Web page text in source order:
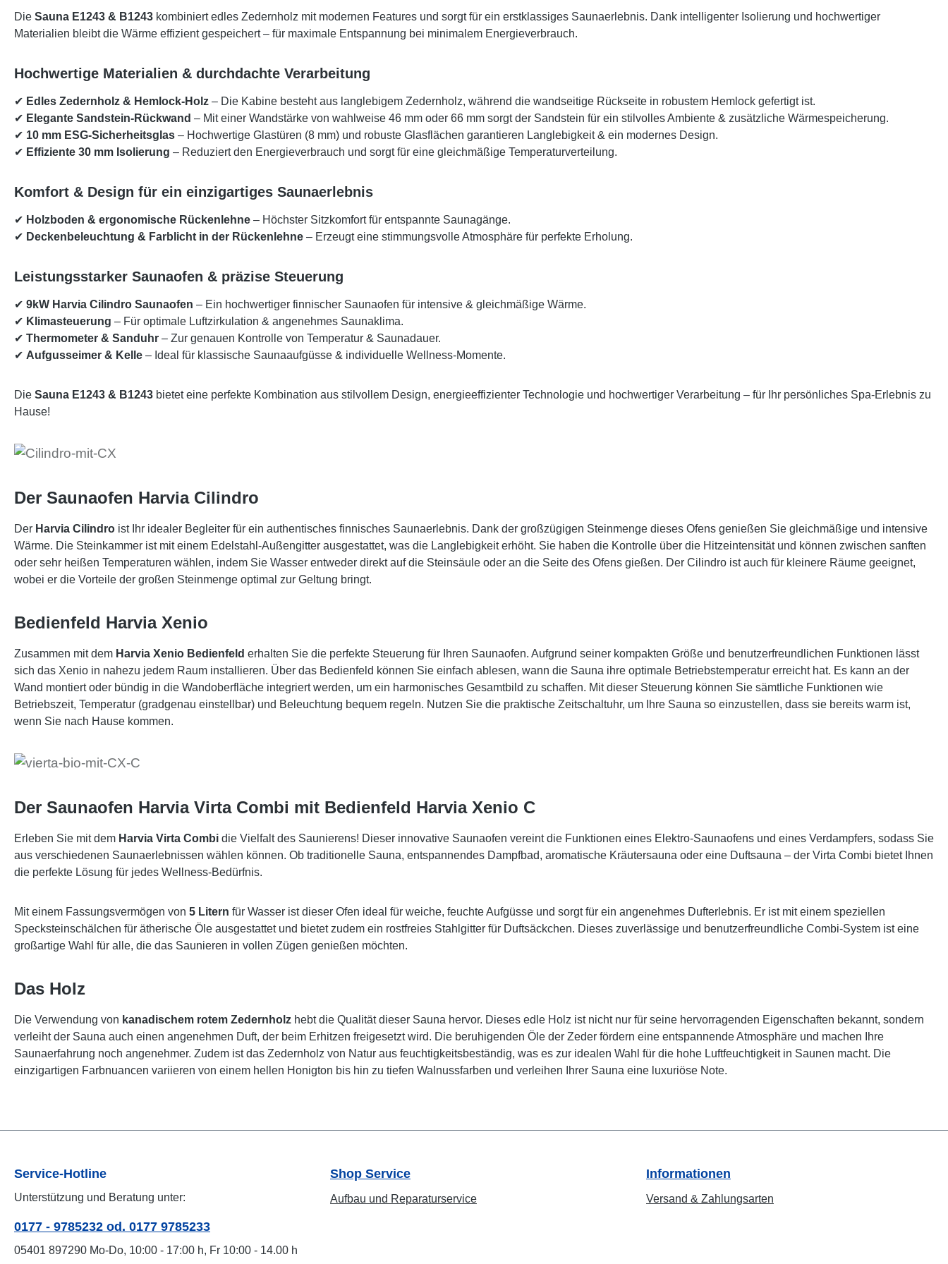
Die Sauna E1243 & B1243 kombiniert edles Zedernholz mit modernen Features und sorgt für ein erstklassiges Saunaerlebnis. Dank intelligenter Isolierung und hochwertiger
Materialien bleibt die Wärme effizient gespeichert – für maximale Entspannung bei minimalem Energieverbrauch.
Hochwertige Materialien & durchdachte Verarbeitung
✔ Edles Zedernholz & Hemlock-Holz – Die Kabine besteht aus langlebigem Zedernholz, während die wandseitige Rückseite in robustem Hemlock gefertigt ist.
✔ Elegante Sandstein-Rückwand – Mit einer Wandstärke von wahlweise 46 mm oder 66 mm sorgt der Sandstein für ein stilvolles Ambiente & zusätzliche Wärmespeicherung.
✔ 10 mm ESG-Sicherheitsglas – Hochwertige Glastüren (8 mm) und robuste Glasflächen garantieren Langlebigkeit & ein modernes Design.
✔ Effiziente 30 mm Isolierung – Reduziert den Energieverbrauch und sorgt für eine gleichmäßige Temperaturverteilung.
Komfort & Design für ein einzigartiges Saunaerlebnis
✔ Holzboden & ergonomische Rückenlehne – Höchster Sitzkomfort für entspannte Saunagänge.
✔ Deckenbeleuchtung & Farblicht in der Rückenlehne – Erzeugt eine stimmungsvolle Atmosphäre für perfekte Erholung.
Leistungsstarker Saunaofen & präzise Steuerung
✔ 9kW Harvia Cilindro Saunaofen – Ein hochwertiger finnischer Saunaofen für intensive & gleichmäßige Wärme.
✔ Klimasteuerung – Für optimale Luftzirkulation & angenehmes Saunaklima.
✔ Thermometer & Sanduhr – Zur genauen Kontrolle von Temperatur & Saunadauer.
✔ Aufgusseimer & Kelle – Ideal für klassische Saunaaufgüsse & individuelle Wellness-Momente.
Die Sauna E1243 & B1243 bietet eine perfekte Kombination aus stilvollem Design, energieeffizienter Technologie und hochwertiger Verarbeitung – für Ihr persönliches Spa-Erlebnis zu
Hause!
Der Saunaofen Harvia Cilindro
Der Harvia Cilindro ist Ihr idealer Begleiter für ein authentisches finnisches Saunaerlebnis. Dank der großzügigen Steinmenge dieses Ofens genießen Sie gleichmäßige und intensive
Wärme. Die Steinkammer ist mit einem Edelstahl-Außengitter ausgestattet, was die Langlebigkeit erhöht. Sie haben die Kontrolle über die Hitzeintensität und können zwischen sanften
oder sehr heißen Temperaturen wählen, indem Sie Wasser entweder direkt auf die Steinsäule oder an die Seite des Ofens gießen. Der Cilindro ist auch für kleinere Räume geeignet,
wobei er die Vorteile der großen Steinmenge optimal zur Geltung bringt.
Bedienfeld Harvia Xenio
Zusammen mit dem Harvia Xenio Bedienfeld erhalten Sie die perfekte Steuerung für Ihren Saunaofen. Aufgrund seiner kompakten Größe und benutzerfreundlichen Funktionen lässt
sich das Xenio in nahezu jedem Raum installieren. Über das Bedienfeld können Sie einfach ablesen, wann die Sauna ihre optimale Betriebstemperatur erreicht hat. Es kann an der
Wand montiert oder bündig in die Wandoberfläche integriert werden, um ein harmonisches Gesamtbild zu schaffen. Mit dieser Steuerung können Sie sämtliche Funktionen wie
Betriebszeit, Temperatur (gradgenau einstellbar) und Beleuchtung bequem regeln. Nutzen Sie die praktische Zeitschaltuhr, um Ihre Sauna so einzustellen, dass sie bereits warm ist,
wenn Sie nach Hause kommen.
Der Saunaofen Harvia Virta Combi mit Bedienfeld Harvia Xenio C
Erleben Sie mit dem Harvia Virta Combi die Vielfalt des Saunierens! Dieser innovative Saunaofen vereint die Funktionen eines Elektro-Saunaofens und eines Verdampfers, sodass Sie
aus verschiedenen Saunaerlebnissen wählen können. Ob traditionelle Sauna, entspannendes Dampfbad, aromatische Kräutersauna oder eine Duftsauna – der Virta Combi bietet Ihnen
die perfekte Lösung für jedes Wellness-Bedürfnis.
Mit einem Fassungsvermögen von 5 Litern für Wasser ist dieser Ofen ideal für weiche, feuchte Aufgüsse und sorgt für ein angenehmes Dufterlebnis. Er ist mit einem speziellen
Specksteinschälchen für ätherische Öle ausgestattet und bietet zudem ein rostfreies Stahlgitter für Duftsäckchen. Dieses zuverlässige und benutzerfreundliche Combi-System ist eine
großartige Wahl für alle, die das Saunieren in vollen Zügen genießen möchten.
Das Holz
Die Verwendung von kanadischem rotem Zedernholz hebt die Qualität dieser Sauna hervor. Dieses edle Holz ist nicht nur für seine hervorragenden Eigenschaften bekannt, sondern
verleiht der Sauna auch einen angenehmen Duft, der beim Erhitzen freigesetzt wird. Die beruhigenden Öle der Zeder fördern eine entspannende Atmosphäre und machen Ihre
Saunaerfahrung noch angenehmer. Zudem ist das Zedernholz von Natur aus feuchtigkeitsbeständig, was es zur idealen Wahl für die hohe Luftfeuchtigkeit in Saunen macht. Die
einzigartigen Farbnuancen variieren von einem hellen Honigton bis hin zu tiefen Walnussfarben und verleihen Ihrer Sauna eine luxuriöse Note.
Service-Hotline
Unterstützung und Beratung unter:
0177 - 9785232 od. 0177 9785233
05401 897290 Mo-Do, 10:00 - 17:00 h, Fr 10:00 - 14.00 h
Shop Service
Aufbau und Reparaturservice
Informationen
Versand & Zahlungsarten